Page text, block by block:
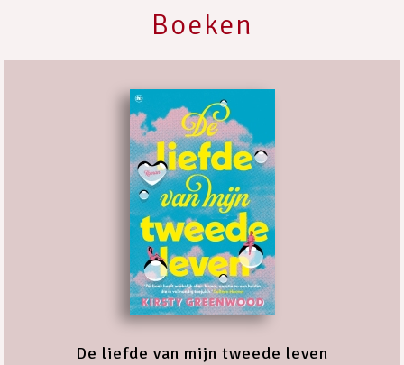
Boeken
De liefde van mijn tweede leven